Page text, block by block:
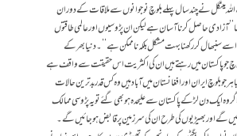
اللہ مینگل نے چند سال پہلے بلوچ نوجوانوں سے ملاقات کے دوران
حاصل کرنا آسان ہے لیکن ان پڑوسیوں اور عالمی طاقتوں
سنبھال کر رکھنا بہت مشکل بلکہ ناممکن ہے‘‘۔ دنیا بھر کے
جو پاکستان میں رہتے ہیں ان کی اکثریت اس حقیقت سے واقف ہے
بلوچ ایران اور افغانستان میں آباد ہیں وہ کس قدر بدترین حالات
وہ ایک دن لڑ کے پاکستان سے علیحدہ ہو بھی گئے تو یہ پڑوسی ممالک
گے اور بھیڑیوں کی طرح ان کی سرزمین پر قابض ہو جائیں گے۔